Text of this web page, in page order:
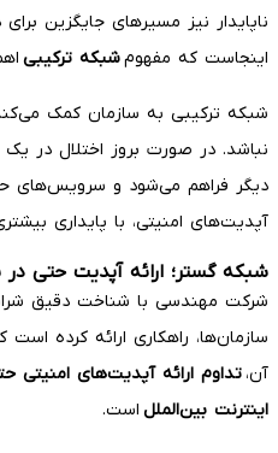
ناپایدار نیز مسیرهای جایگزین
اینجاست که مفهومشبکه ترکیبی
شبکه ترکیبی به سازمان کمک
نباشد. در صورت بروز اختلال در
دیگر فراهم می‌شود و سرویس‌های
آپدیت‌های امنیتی، با پایداری
شبکه گستر؛ ارائه آپدیت حتی در
شرکت مهندسی با شناخت دقیق
سازمان‌ها، راهکاری ارائه کرده
آن،تداوم ارائه آپدیت‌های امنیتی
اینترنت بین‌الملل است.